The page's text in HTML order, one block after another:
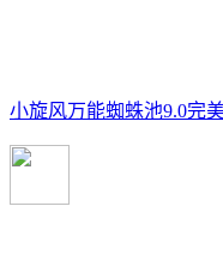
小旋风万能蜘蛛池9.0完